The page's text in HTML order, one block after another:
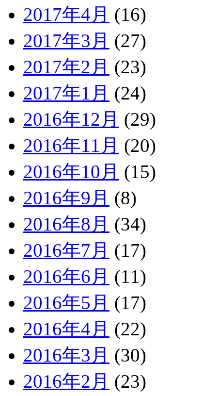
2017年4月 (16)
2017年3月 (27)
2017年2月 (23)
2017年1月 (24)
2016年12月 (29)
2016年11月 (20)
2016年10月 (15)
2016年9月 (8)
2016年8月 (34)
2016年7月 (17)
2016年6月 (11)
2016年5月 (17)
2016年4月 (22)
2016年3月 (30)
2016年2月 (23)